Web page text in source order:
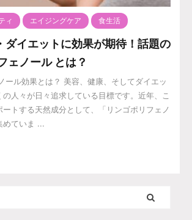
ィ エイジングケア 食生活
ダイエットに効果が期待！話題の
ェノール とは？
ール効果とは？ 美容、健康、そしてダイエッ
の人々が日々追求している目標です。近年、こ
ートする天然成分として、「リンゴポリフェノ
めていま ...